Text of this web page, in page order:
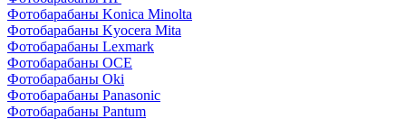
Фотобарабаны Konica Minolta
Фотобарабаны Kyocera Mita
Фотобарабаны Lexmark
Фотобарабаны OCE
Фотобарабаны Oki
Фотобарабаны Panasonic
Фотобарабаны Pantum